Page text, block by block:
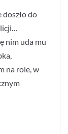
do
nim uda mu
na role, w